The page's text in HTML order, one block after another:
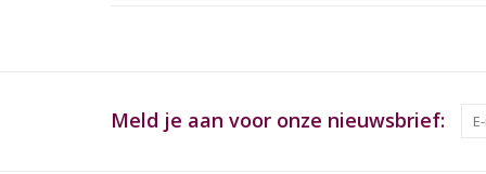
Meld je aan voor onze nieuwsbrief: